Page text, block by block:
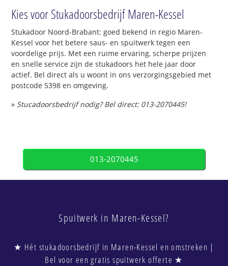
Kies voor Stukadoorsbedrijf Maren-Kessel
Stukadoor Noord-Brabant: goed bekend in regio Maren-
Kessel voor het betere saus- en spuitwerk tegen een
voordelige prijs. Met een ruime ervaring, scherpe prijzen
en snelle service zijn de stukadoors het hele jaar door
actief. Bel direct als u woont in ons verzorgingsgebied met
postcode 5398 en omgeving.
» Stucadoorsbedrijf nodig? Bel direct: 013-2070445!
013-2070445
Spuitwerk in Maren-Kessel?
★ Hét stukadoorsbedrijf in Maren-Kessel en omstreken |
Bel voor een gratis spuitwerk offerte ★